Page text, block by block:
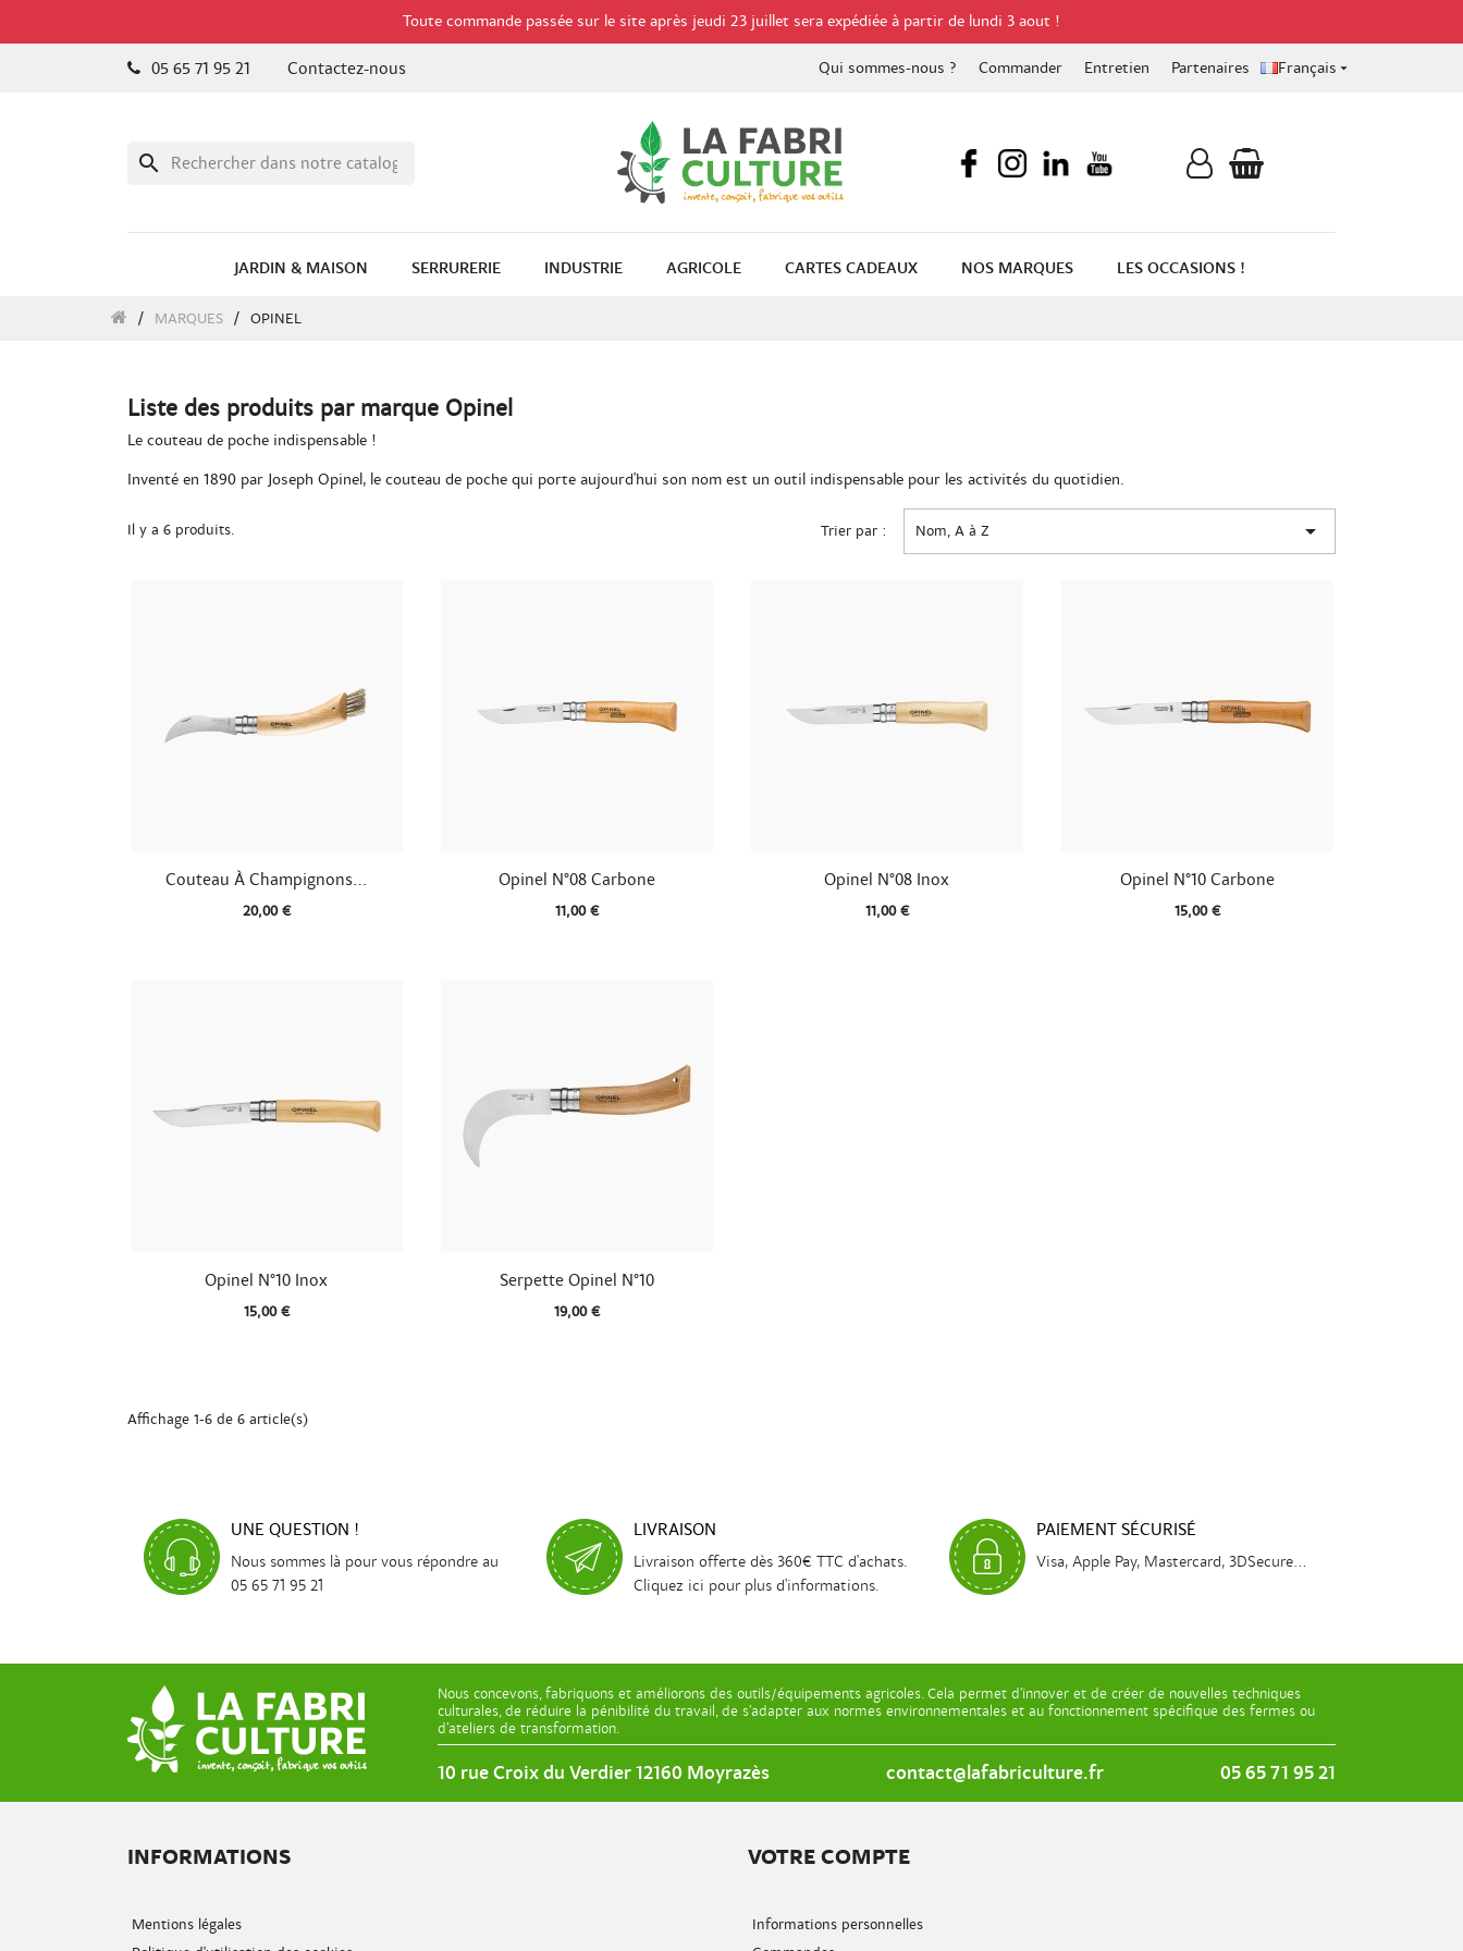
Toute commande passée sur le site après jeudi 23 juillet sera expédiée à partir de lundi 3 aout !
05 65 71 95 21 Contactez-nous Qui sommes-nous ? Commander Entretien Partenaires Français
search
JARDIN & MAISON SERRURERIE INDUSTRIE AGRICOLE CARTES CADEAUX NOS MARQUES LES OCCASIONS !
MARQUES OPINEL
Liste des produits par marque Opinel
Le couteau de poche indispensable !
Inventé en 1890 par Joseph Opinel, le couteau de poche qui porte aujourd'hui son nom est un outil indispensable pour les activités du quotidien.
Il y a 6 produits. Trier par : Nom, A à Z 
Aperçu rapide
Couteau À Champignons...
20,00 €
Aperçu rapide
Opinel N°08 Carbone
11,00 €
Aperçu rapide
Opinel N°08 Inox
11,00 €
Aperçu rapide
Opinel N°10 Carbone
15,00 €
Aperçu rapide
Opinel N°10 Inox
15,00 €
Aperçu rapide
Serpette Opinel N°10
19,00 €
Affichage 1-6 de 6 article(s)
UNE QUESTION !
Nous sommes là pour vous répondre au
05 65 71 95 21
LIVRAISON
Livraison offerte dès 360€ TTC d'achats.
Cliquez ici pour plus d'informations.
PAIEMENT SÉCURISÉ
Visa, Apple Pay, Mastercard, 3DSecure...
Nous concevons, fabriquons et améliorons des outils/équipements agricoles. Cela permet d’innover et de créer de nouvelles techniques
culturales, de réduire la pénibilité du travail, de s’adapter aux normes environnementales et au fonctionnement spécifique des fermes ou
d’ateliers de transformation.
10 rue Croix du Verdier 12160 Moyrazès contact@lafabriculture.fr 05 65 71 95 21
INFORMATIONS
Mentions légales
VOTRE COMPTE
Informations personnelles